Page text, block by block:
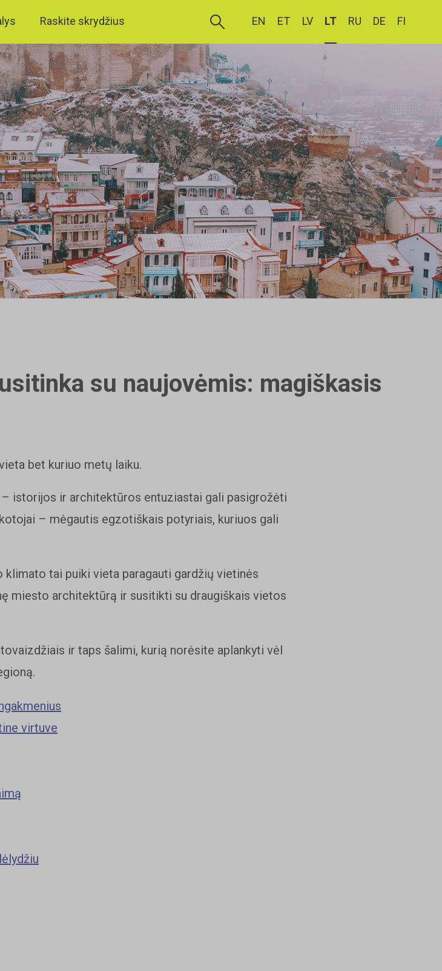
Raskite skrydžius EN ET LV LT RU DE FI
su naujovėmis: magiškasis
bet kuriuo metų laiku.
istorijos ir architektūros entuziastai gali pasigrožėti
– mėgautis egzotiškais potyriais, kuriuos gali
tai puiki vieta paragauti gardžių vietinės
miesto architektūrą ir susitikti su draugiškais vietos
ir taps šalimi, kurią norėsite aplankyti vėl
virtuve